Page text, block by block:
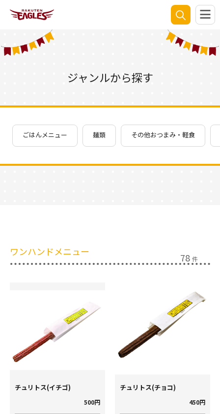
ジャンルから探す
ごはんメニュー 麺類 その他おつまみ・軽食
ワンハンドメニュー 78 件
チュリトス(イチゴ)
500円
チュリトス(チョコ)
450円